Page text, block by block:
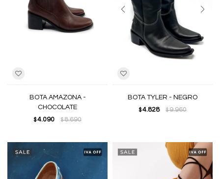
BOTA AMAZONA -
CHOCOLATE
$ 4.090 $8.690
BOTA TYLER - NEGRO
$ 4.828 $9.960